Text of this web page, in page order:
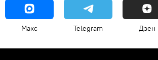
Макс Telegram Дзен